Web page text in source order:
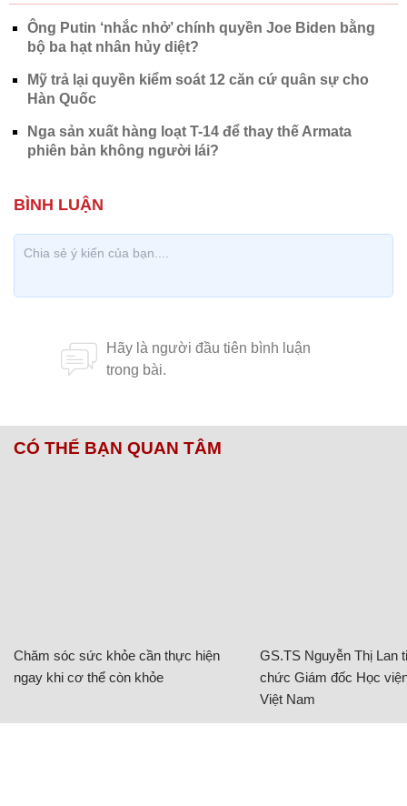
Ông Putin ‘nhắc nhở’ chính quyền Joe Biden bằng
bộ ba hạt nhân hủy diệt?
Mỹ trả lại quyền kiểm soát 12 căn cứ quân sự cho
Hàn Quốc
Nga sản xuất hàng loạt T-14 để thay thế Armata
phiên bản không người lái?
CÓ THỂ BẠN QUAN TÂM
Chăm sóc sức khỏe cần thực hiện
ngay khi cơ thể còn khỏe
GS.TS Nguyễn Thị Lan
chức Giám đốc Học
Việt Nam